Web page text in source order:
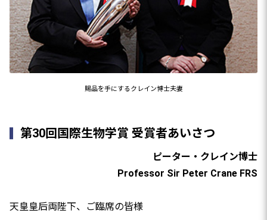
賜品を手にするクレイン博士夫妻
第30回国際生物学賞 受賞者あいさつ
ピーター・クレイン博士
Professor Sir Peter Crane FRS
天皇皇后両陛下、ご臨席の皆様